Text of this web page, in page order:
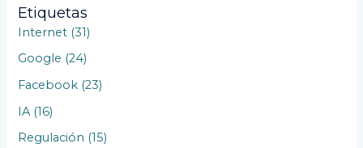
Etiquetas
Internet (31)
Google (24)
Facebook (23)
IA (16)
Regulación (15)